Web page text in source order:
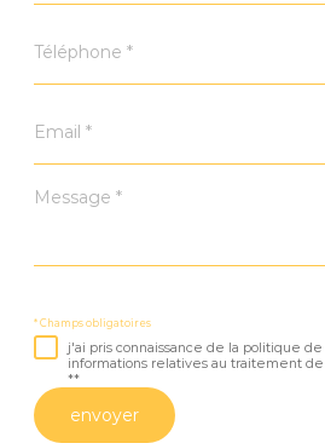
*
Message
* Champs obligatoires
j'ai pris connaissance de la politique
informations relatives au traitement
**
envoyer